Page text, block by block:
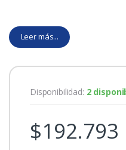
Leer más...
Disponibilidad: 2
$192.793